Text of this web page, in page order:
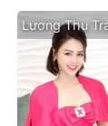
Lương Thu